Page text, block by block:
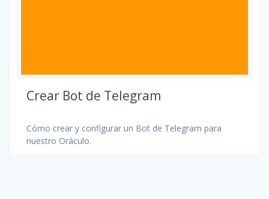
Crear Bot de Telegram
Cómo crear y configurar un Bot de Telegram para
nuestro Oráculo.